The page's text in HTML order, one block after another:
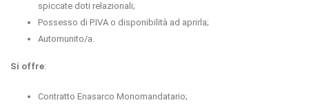
spiccate doti relazionali;
Possesso di P.IVA o disponibilità ad aprirla;
Automunito/a.
Si offre:
Contratto Enasarco Monomandatario;